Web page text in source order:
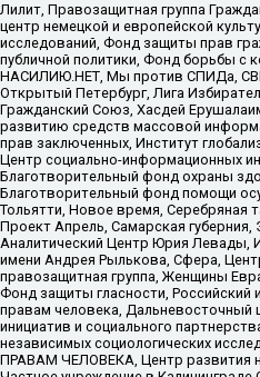
Лилит, Правозащитная группа
центр немецкой и европейской
исследований, Фонд защиты прав
публичной политики, Фонд борьбы с
НАСИЛИЮ.НЕТ, Мы против СПИДа,
Открытый Петербург, Лига
Гражданский Союз, Хасдей
развитию средств массовой
прав заключенных, Институт
Центр социально-информационных
Благотворительный фонд охраны
Благотворительный фонд помощи
Тольятти, Новое время, Серебряная
Проект Апрель, Самарская
Аналитический Центр Юрия Левады,
имени Андрея Рылькова, Сфера,
правозащитная группа, Женщины
Фонд защиты гласности, Российский
правам человека, Дальневосточный
инициатив и социального
независимых социологических
ПРАВАМ ЧЕЛОВЕКА, Центр развития